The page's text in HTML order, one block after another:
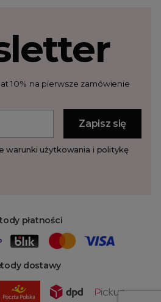
płatności
dostawy
10% na pierwsze zamówienie
warunki użytkowania i politykę